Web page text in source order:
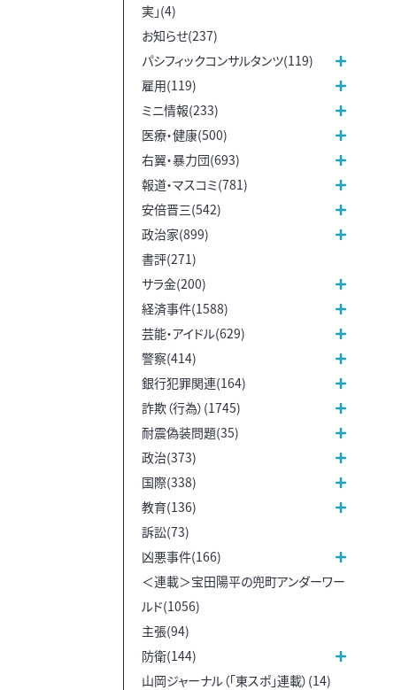
実」(4)
お知らせ(237)
パシフィックコンサルタンツ(119)
雇用(119)
ミニ情報(233)
医療・健康(500)
右翼・暴力団(693)
報道・マスコミ(781)
安倍晋三(542)
政治家(899)
書評(271)
サラ金(200)
経済事件(1588)
芸能・アイドル(629)
警察(414)
銀行犯罪関連(164)
詐欺（行為）(1745)
耐震偽装問題(35)
政治(373)
国際(338)
教育(136)
訴訟(73)
凶悪事件(166)
＜連載＞宝田陽平の兜町アンダーワー
ルド(1056)
主張(94)
防衛(144)
山岡ジャーナル（「東スポ」連載）(14)